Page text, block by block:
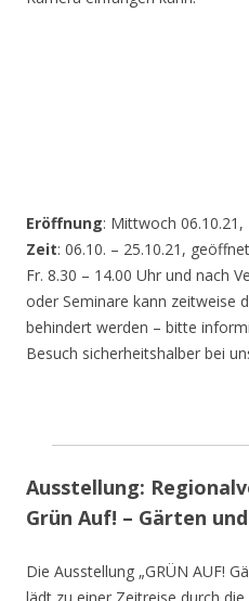
Eröffnung: Mittwoch 06.10.21,
Zeit: 06.10. – 25.10.21,
Fr. 8.30 – 14.00 Uhr und nach
oder Seminare kann zeitweise
behindert werden – bitte
Besuch sicherheitshalber bei
Ausstellung:
Grün Auf! – Gärten
Die Ausstellung „GRÜN AUF!